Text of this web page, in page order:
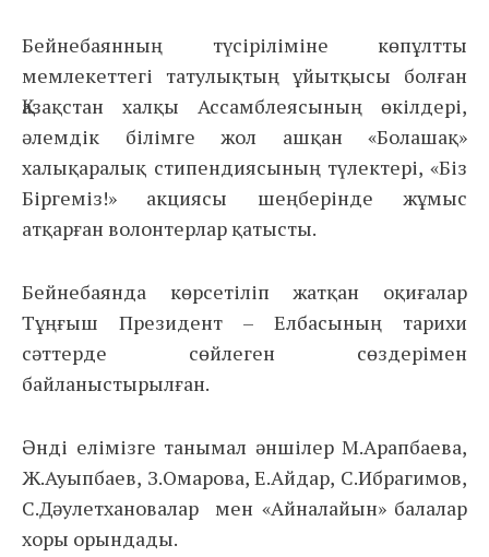
Бейнебаянның түсіріліміне көпұлтты
мемлекеттегі татулықтың ұйытқысы болған
Қазақстан халқы Ассамблеясының өкілдері,
әлемдік білімге жол ашқан «Болашақ»
халықаралық стипендиясының түлектері, «Біз
Біргеміз!» акциясы шеңберінде жұмыс
атқарған волонтерлар қатысты.
Бейнебаянда көрсетіліп жатқан оқиғалар
Тұңғыш Президент – Елбасының тарихи
сәттерде сөйлеген сөздерімен
байланыстырылған.
Әнді елімізге танымал әншілер М.Арапбаева,
Ж.Ауыпбаев, З.Омарова, Е.Айдар, С.Ибрагимов,
С.Дәулетхановалар мен «Айналайын» балалар
хоры орындады.